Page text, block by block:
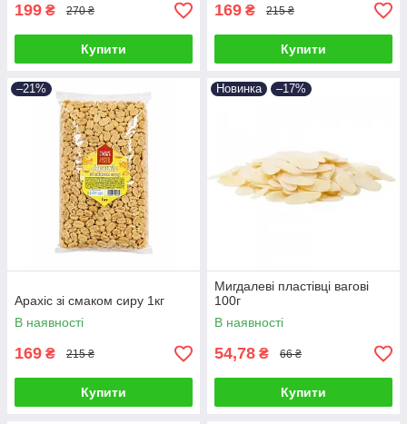
199 ₴ 270 ₴
Купити
169 ₴ 215 ₴
Купити
–21%
Арахіс зі смаком сиру 1кг
В наявності
169 ₴ 215 ₴
Купити
Новинка –17%
Мигдалеві пластівці вагові
100г
В наявності
54,78 ₴ 66 ₴
Купити